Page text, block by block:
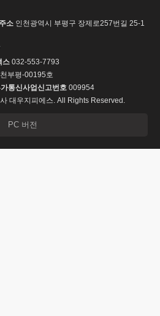
주소 인천광역시 부평구 장제로257번길 25-1
스 032-553-7793
부평-00195호
통신사업신고번호 009954
대우지피에스. All Rights Reserved.
PC 버전